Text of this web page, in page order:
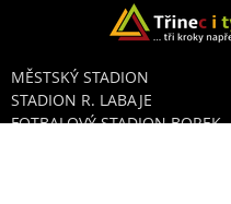
MĚSTSKÝ STADION
STADION R. LABAJE
FOTBALOVÝ STADION BOREK